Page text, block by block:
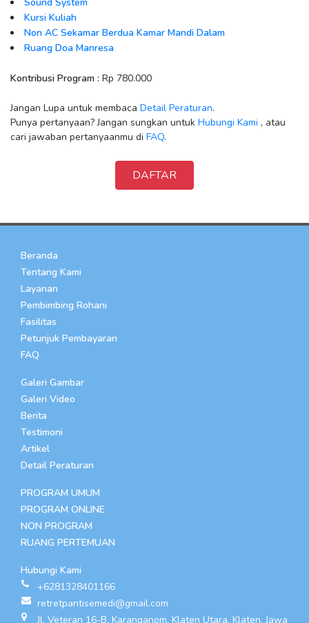
Kursi Kuliah
Non AC Sekamar Berdua Kamar Mandi Dalam
Ruang Doa Manresa
Kontribusi Program : Rp 780.000
Jangan Lupa untuk membaca Detail Peraturan.
Punya pertanyaan? Jangan sungkan untuk Hubungi Kami , atau
cari jawaban pertanyaanmu di FAQ.
DAFTAR
Beranda
Tentang Kami
Layanan
Pembimbing Rohani
Fasilitas
Petunjuk Pembayaran
FAQ
Galeri Gambar
Galeri Video
Berita
Testimoni
Artikel
Detail Peraturan
PROGRAM UMUM
PROGRAM ONLINE
NON PROGRAM
RUANG PERTEMUAN
Hubungi Kami
+6281328401166
retretpantisemedi@gmail.com
Jl. Veteran 16-B, Karanganom, Klaten Utara, Klaten, Jawa